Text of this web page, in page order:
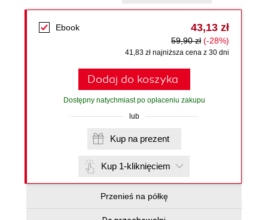
Ebook 43,13 zł
59,90 zł (-28%)
41,83 zł najniższa cena z 30 dni
Dodaj do koszyka
Dostępny natychmiast po opłaceniu zakupu
lub
Kup na prezent
Kup 1-kliknięciem
Przenieś na półkę